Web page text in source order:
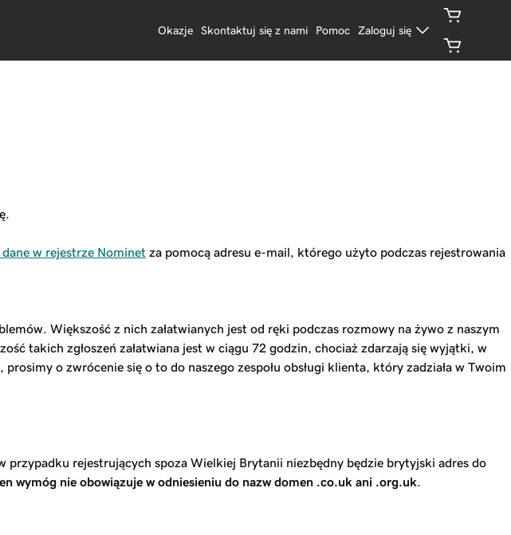
Okazje Skontaktuj się z nami Pomoc Zaloguj się
w rejestrze Nominet za pomocą adresu e-mail, którego użyto podczas rejestrowania
Większość z nich załatwianych jest od ręki podczas rozmowy na żywo z naszym
takich zgłoszeń załatwiana jest w ciągu 72 godzin, chociaż zdarzają się wyjątki, w
o zwrócenie się o to do naszego zespołu obsługi klienta, który zadziała w Twoim
przypadku rejestrujących spoza Wielkiej Brytanii niezbędny będzie brytyjski adres do
wymóg nie obowiązuje w odniesieniu do nazw domen .co.uk ani .org.uk